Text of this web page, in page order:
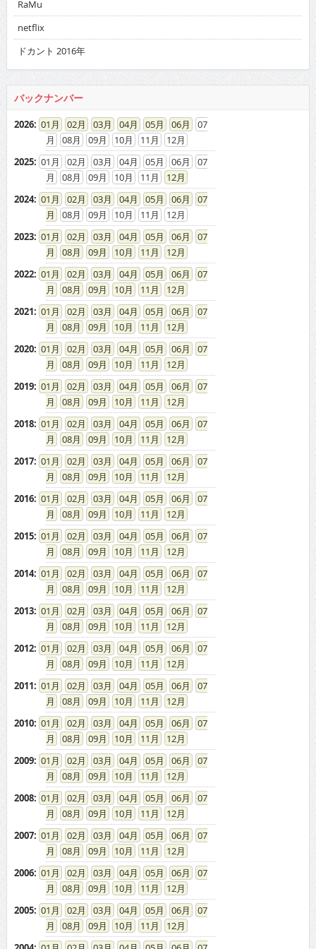
RaMu
netflix
ドカント 2016年
バックナンバー
2026: 01 02 03 04 05 06
07
08
09 10 11
12
2025: 01 02 03 04 05 06
07
08
09 10 11
12
2024: 01 02 03 04 05 06
07
08
09 10 11
12
2023: 01 02 03 04 05 06
07
08
09 10 11
12
2022: 01 02 03 04 05 06
07
08
09 10 11
12
2021: 01 02 03 04 05 06
07
08
09 10 11
12
2020: 01 02 03 04 05 06
07
08
09 10 11
12
2019: 01 02 03 04 05 06
07
08
09 10 11
12
2018: 01 02 03 04 05 06
07
08
09 10 11
12
2017: 01 02 03 04 05 06
07
08
09 10 11
12
2016: 01 02 03 04 05 06
07
08
09 10 11
12
2015: 01 02 03 04 05 06
07
08
09 10 11
12
2014: 01 02 03 04 05 06
07
08
09 10 11
12
2013: 01 02 03 04 05 06
07
08
09 10 11
12
2012: 01 02 03 04 05 06
07
08
09 10 11
12
2011: 01 02 03 04 05 06
07
08
09 10 11
12
2010: 01 02 03 04 05 06
07
08
09 10 11
12
2009: 01 02 03 04 05 06
07
08
09 10 11
12
2008: 01 02 03 04 05 06
07
08
09 10 11
12
2007: 01 02 03 04 05 06
07
08
09 10 11
12
2006: 01 02 03 04 05 06
07
08
09 10 11
12
2005: 01 02 03 04 05 06
07
08
09 10 11
12